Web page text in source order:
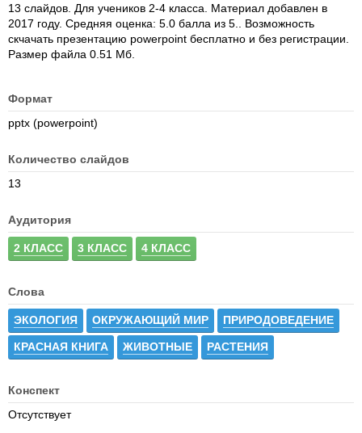
13 слайдов. Для учеников 2-4 класса. Материал добавлен в
2017 году. Средняя оценка: 5.0 балла из 5.. Возможность
скчачать презентацию powerpoint бесплатно и без регистрации.
Размер файла 0.51 Мб.
Формат
pptx (powerpoint)
Количество слайдов
13
Аудитория
2 КЛАСС 3 КЛАСС 4 КЛАСС
Слова
ЭКОЛОГИЯ ОКРУЖАЮЩИЙ МИР ПРИРОДОВЕДЕНИЕ
КРАСНАЯ КНИГА ЖИВОТНЫЕ РАСТЕНИЯ
Конспект
Отсутствует